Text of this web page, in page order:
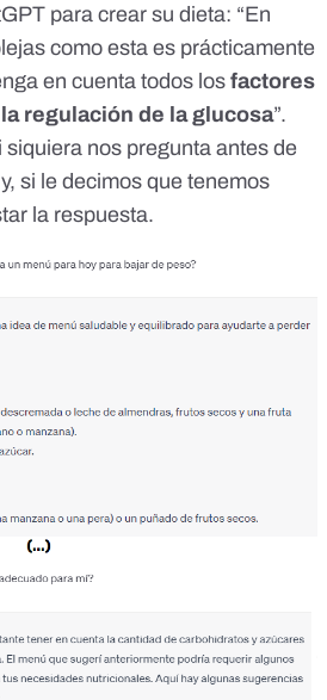
para crear su dieta: “En
como esta es prácticamente
en cuenta todos los factores
regulación de la glucosa”.
nos pregunta antes de
si le decimos que tenemos
la respuesta.